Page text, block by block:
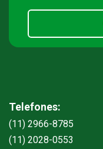
Telefones:
(11) 2966-8785
(11) 2028-0553